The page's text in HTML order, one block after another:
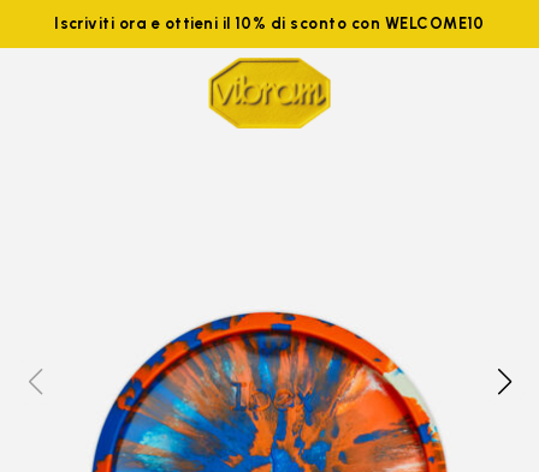
Iscriviti ora e ottieni il 10% di sconto con WELCOME10